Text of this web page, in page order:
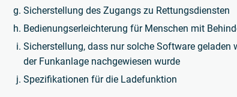
Sicherstellung des Zugangs zu Rettungsdiensten
Bedienungserleichterung für Menschen mit
Sicherstellung, dass nur solche Software
der Funkanlage nachgewiesen wurde
Spezifikationen für die Ladefunktion